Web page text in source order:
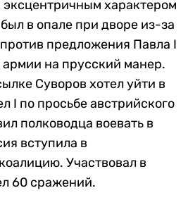
эксцентричным характером
в опале при дворе из-за
предложения Павла I
на прусский манер.
Суворов хотел уйти в
I по просьбе австрийского
полководца воевать в
вступила в
Участвовал в
60 сражений.